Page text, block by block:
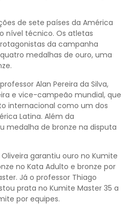
de sete países da América
nível técnico. Os atletas
da campanha
medalhas de ouro, uma
Alan Pereira da Silva,
e vice-campeão mundial, que
internacional como um dos
Latina. Além da
medalha de bronze na disputa
garantiu ouro no Kumite
no Kata Adulto e bronze por
Já o professor Thiago
prata no Kumite Master 35 a
por equipes.